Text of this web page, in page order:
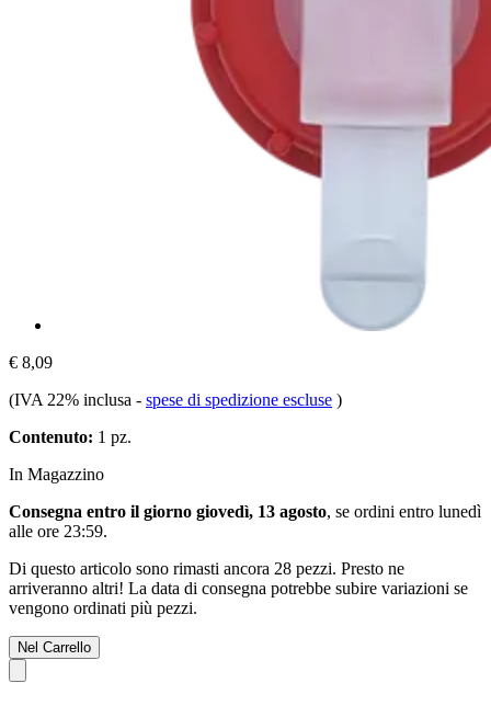
€ 8,09
(IVA 22% inclusa - spese di spedizione escluse )
Contenuto: 1 pz.
In Magazzino
Consegna entro il giorno giovedì, 13 agosto, se ordini entro lunedì
alle ore 23:59.
Di questo articolo sono rimasti ancora 28 pezzi. Presto ne
arriveranno altri! La data di consegna potrebbe subire variazioni se
vengono ordinati più pezzi.
Nel Carrello